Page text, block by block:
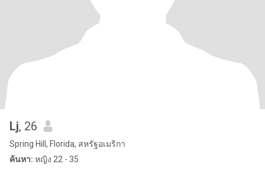
Lj, 26
Spring Hill, Florida, สหรัฐอเมริกา
ค้นหา: หญิง 22 - 35